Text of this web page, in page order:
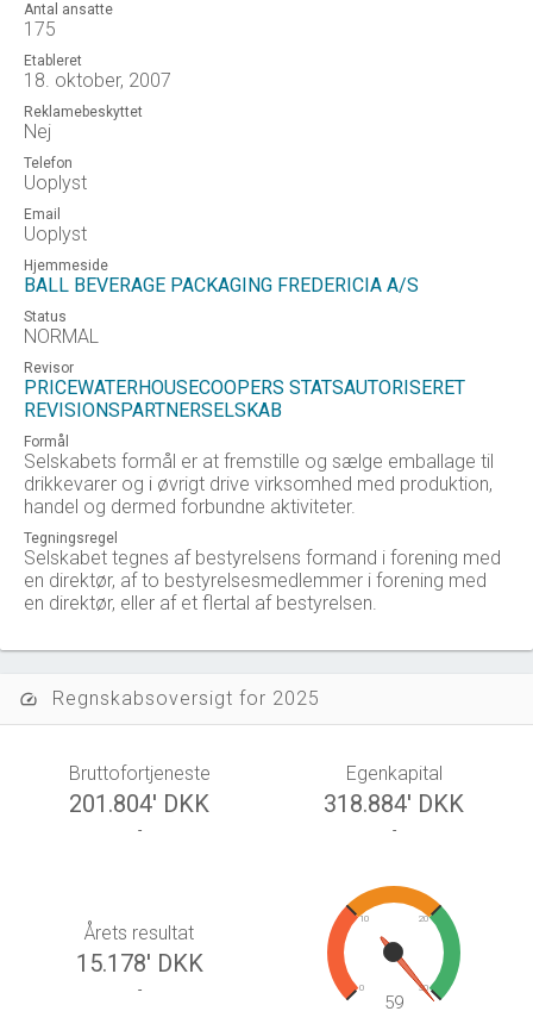
Antal ansatte
175
Etableret
18. oktober, 2007
Reklamebeskyttet
Nej
Telefon
Uoplyst
Email
Uoplyst
Hjemmeside
BALL BEVERAGE PACKAGING FREDERICIA A/S
Status
NORMAL
Revisor
PRICEWATERHOUSECOOPERS STATSAUTORISERET
REVISIONSPARTNERSELSKAB
Formål
Selskabets formål er at fremstille og sælge emballage til
drikkevarer og i øvrigt drive virksomhed med produktion,
handel og dermed forbundne aktiviteter.
Tegningsregel
Selskabet tegnes af bestyrelsens formand i forening med
en direktør, af to bestyrelsesmedlemmer i forening med
en direktør, eller af et flertal af bestyrelsen.
speed Regnskabsoversigt for 2025
Bruttofortjeneste
201.804' DKK
-
Egenkapital
318.884' DKK
-
Årets resultat
15.178' DKK
- 0
10 20
30
59